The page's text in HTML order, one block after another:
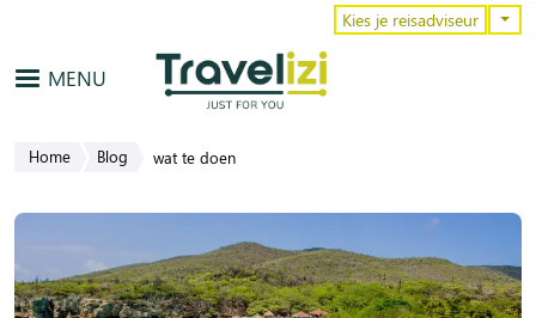
Overslaan en naar de inhoud gaan
MENU
Kies je reisadviseur
Home Blog wat te doen